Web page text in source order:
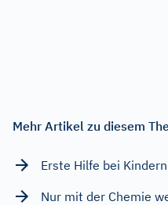
Mehr Artikel zu diesem
Erste Hilfe bei Kindern
Nur mit der Chemie